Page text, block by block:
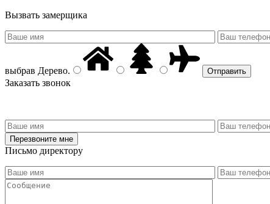
Вызвать замерщика
выбрав Дерево.
Заказать звонок
Письмо директору